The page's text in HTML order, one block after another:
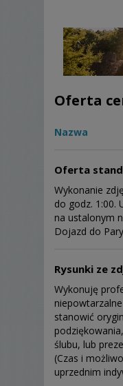
Oferta
Nazwa
Oferta
Wykonanie
do godz. 1:00.
na ustalonym
Dojazd do
Rysunki ze
Wykonuję
stanowić
ślubu, lub
(Czas i
uprzednim